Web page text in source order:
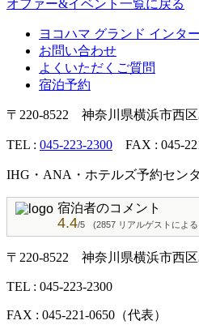
オファー&イベント一覧に戻る
ヨコハマ グランド インタ
お問い合わせ
よくいただくご質問
宿泊予約
〒220-8522 神奈川県横浜市西区
TEL : 045-223-2300 FAX : 045-
IHG・ANA・ホテルズ予約セン
宿泊者のコメント
4.4/5 (2857 リアルゲストによ
〒220-8522 神奈川県横浜市西区
TEL : 045-223-2300
FAX : 045-221-0650（代表）